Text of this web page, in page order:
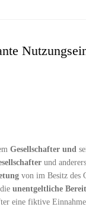
Gesellschafter und
und
von im Besitz des
unentgeltliche
eine fiktive